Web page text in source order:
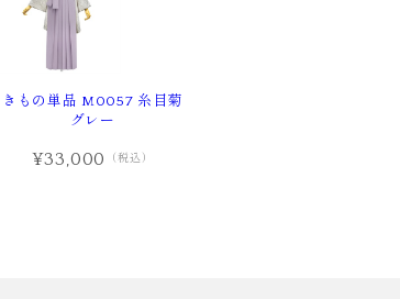
きもの単品 M0057 糸目菊
グレー
¥33,000 （税込）